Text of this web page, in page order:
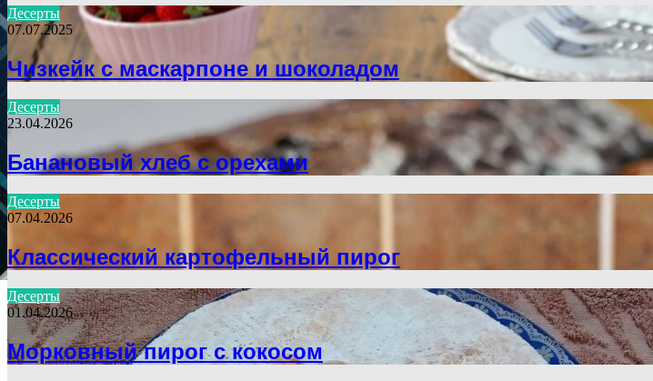
Десерты
07.07.2025
Чизкейк с маскарпоне и шоколадом
Десерты
23.04.2026
Банановый хлеб с орехами
Десерты
07.04.2026
Классический картофельный пирог
Десерты
01.04.2026
Морковный пирог с кокосом